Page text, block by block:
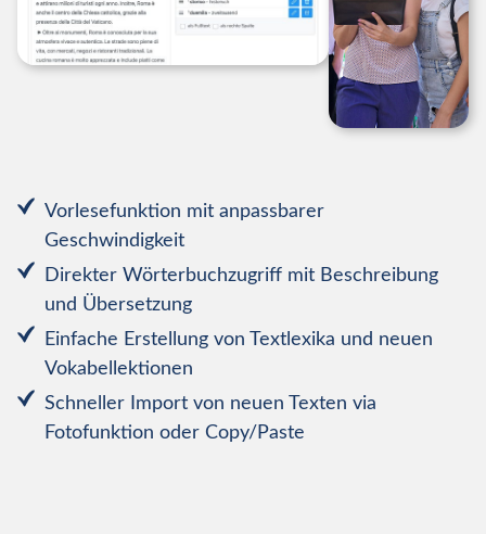
Vorlesefunktion mit anpassbarer
Geschwindigkeit
Direkter Wörterbuchzugriff mit Beschreibung
und Übersetzung
Einfache Erstellung von Textlexika und neuen
Vokabellektionen
Schneller Import von neuen Texten via
Fotofunktion oder Copy/Paste